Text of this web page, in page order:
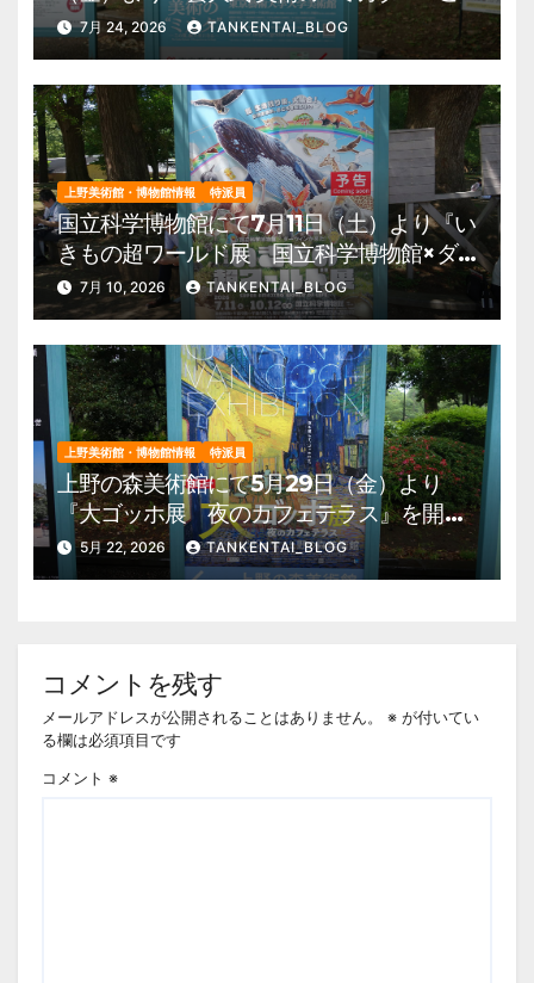
の夏、藝大生になる―』を開催。 上野公
園 美術館・博物館 混雑情報他
7月 24, 2026 TANKENTAI_BLOG
上野美術館・博物館情報 特派員
国立科学博物館にて7月11日（土）より『い
きもの超ワールド展 国立科学博物館×ダ
ーウィンが来た！』を開催。 上野公園
美術館・博物館 混雑情報他
7月 10, 2026 TANKENTAI_BLOG
上野美術館・博物館情報 特派員
上野の森美術館にて5月29日（金）より
『大ゴッホ展 夜のカフェテラス』を開
催。 上野公園 美術館・博物館 混雑情
報他
5月 22, 2026 TANKENTAI_BLOG
コメントを残す
メールアドレスが公開されることはありません。 ※ が付いてい
る欄は必須項目です
コメント ※